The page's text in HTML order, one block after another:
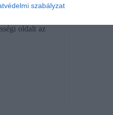
szabályzat
munkaerő-
oldalt az